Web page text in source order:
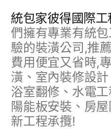
統包家彼得國際工
們擁有專業有統
驗的裝潢公司,推
費用便宜又省時,
潢、室內裝修設
浴室翻修、水電
陽能板安裝、房
新工程承攬!